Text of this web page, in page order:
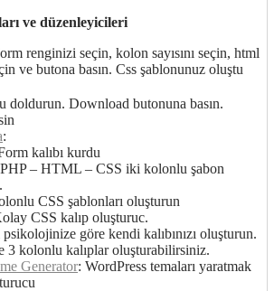
ve düzenleyicileri
renginizi seçin, kolon sayısını seçin, html
ve butona basın. Css şablonunuz oluştu
doldurun. Download butonuna basın.
:
kalıbı kurdu
– HTML – CSS iki kolonlu şabon
CSS şablonları oluşturun
CSS kalıp oluşturuc.
göre kendi kalıbınızı oluşturun.
3 kolonlu kalıplar oluşturabilirsiniz.
Generator: WordPress temaları yaratmak